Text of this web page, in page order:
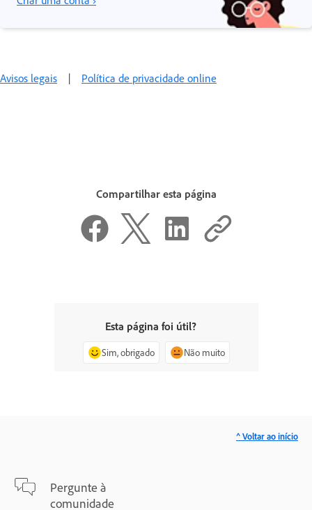
Avisos legais | Política de privacidade online
Compartilhar esta página
Esta página foi útil?
Sim, obrigado Não muito
Pergunte à
comunidade
^ Voltar ao início